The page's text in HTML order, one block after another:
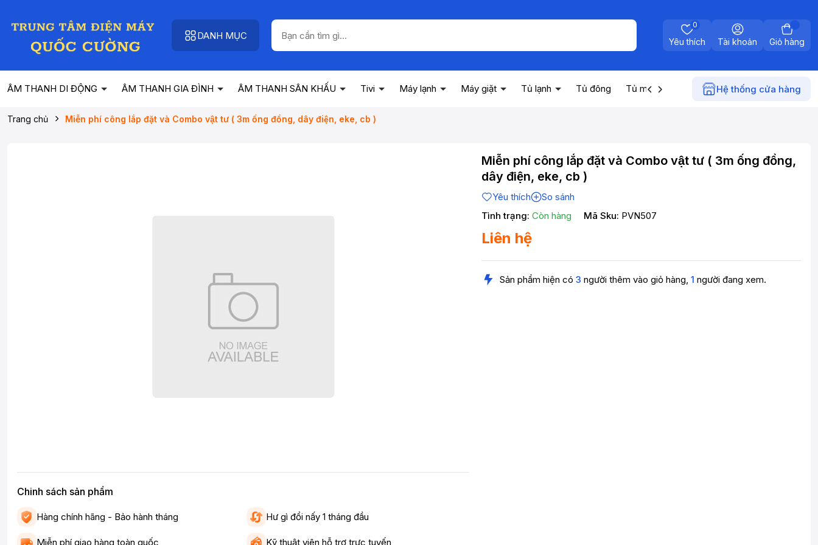
DANH MỤC
Yêu thích
0
Tài khoản Giỏ hàng
ÂM THANH DI ĐỘNG ÂM THANH GIA ĐÌNH ÂM THANH SÂN KHẤU Tivi Máy lạnh Máy giặt Tủ lạnh Tủ đông Tủ mát Máy nước nóng Điện gia
Hệ thống cửa hàng
Trang chủ Miễn phí công lắp đặt và Combo vật tư ( 3m ống đồng, dây điện, eke, cb )
Chinh sách sản phẩm
Hàng chính hãng - Bảo hành tháng Hư gì đổi nấy 1 tháng đầu
Miễn phí giao hàng toàn quốc Kỹ thuật viên hỗ trợ trực tuyến
Miễn phí công lắp đặt và Combo vật tư ( 3m ống đồng,
dây điện, eke, cb )
Yêu thích
So sánh
Tình trạng: Còn hàng Mã Sku: PVN507
Liên hệ
Sản phẩm hiện có 3 người thêm vào giỏ hàng, 1 người đang xem.